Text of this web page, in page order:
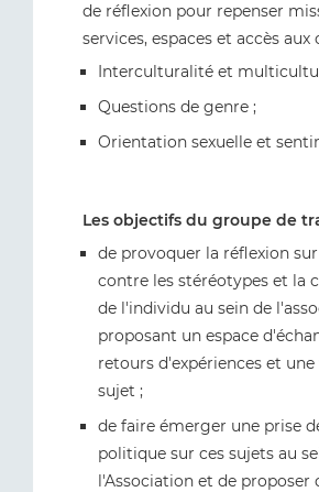
de réflexion pour repenser
services, espaces et accès aux
Interculturalité et
Questions de genre ;
Orientation sexuelle et
Les objectifs du groupe de
de provoquer la réflexion
contre les stéréotypes et la
de l'individu au sein de
proposant un espace
retours d'expériences et
sujet ;
de faire émerger une prise
politique sur ces sujets au
l'Association et de proposer